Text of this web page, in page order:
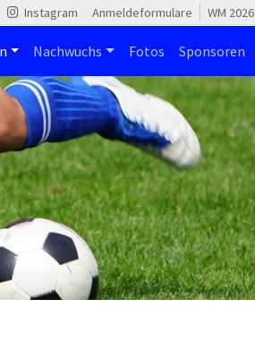
Instagram Anmeldeformulare WM 2026
Nachwuchs Fotos Sponsoren